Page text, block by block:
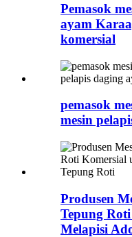
Pemasok
ayam
komersial
pemasok
mesin
Produsen
Tepung
Melapisi